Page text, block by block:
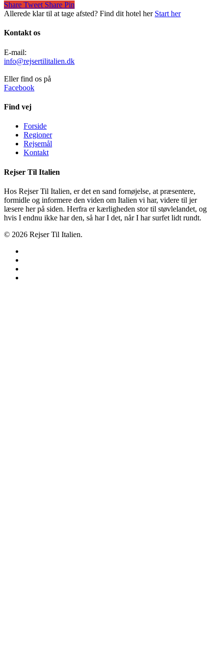
Share Tweet Share Pin
Allerede klar til at tage afsted? Find dit hotel her Start her
Kontakt os
E-mail:
info@rejsertilitalien.dk
Eller find os på
Facebook
Find vej
Forside
Regioner
Rejsemål
Kontakt
Rejser Til Italien
Hos Rejser Til Italien, er det en sand fornøjelse, at præsentere,
formidle og informere den viden om Italien vi har, videre til jer
læsere her på siden. Herfra er kærligheden stor til støvlelandet, og
hvis I endnu ikke har den, så har I det, når I har surfet lidt rundt.
© 2026 Rejser Til Italien.